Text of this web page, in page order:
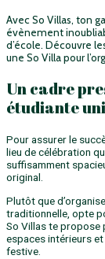
Avec So Villas, ton
évènement
d’école. Découvre
une So Villa pour
Un cadre
étudiante
Pour assurer le
lieu de célébration
suffisamment
original.
Plutôt que
traditionnelle, opte
So Villas te propose
espaces intérieurs
festive.